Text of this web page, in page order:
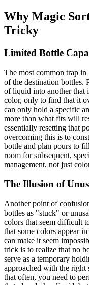
Why Magic
Tricky
Limited Bottle
The most common trap
of the destination bottles.
of liquid into another that
color, only to find that it
can only hold a specific
more than what fits will
essentially resetting that
overcoming this is to
bottle and plan pours to
room for subsequent,
management, not just
The Illusion of
Another point of
bottles as "stuck" or
colors that seem difficult
that some colors appear
can make it seem
trick is to realize that no
serve as a temporary
approached with the
that often, you need to